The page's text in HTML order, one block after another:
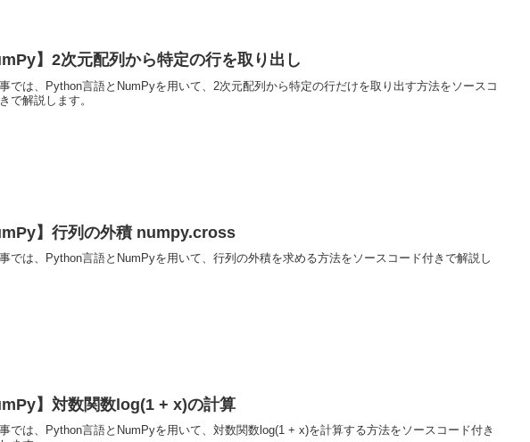
】2次元配列から特定の行を取り出し
では、Python言語とNumPyを用いて、2次元配列から特定の行だけを取り出す方法をソースコ
で解説します。
】行列の外積 numpy.cross
では、Python言語とNumPyを用いて、行列の外積を求める方法をソースコード付きで解説し
】対数関数log(1 + x)の計算
では、Python言語とNumPyを用いて、対数関数log(1 + x)を計算する方法をソースコード付き